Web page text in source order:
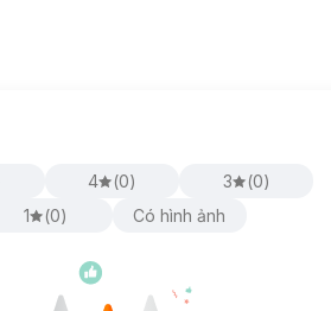
4 (0) 3 (0)
1
(0) Có hình ảnh